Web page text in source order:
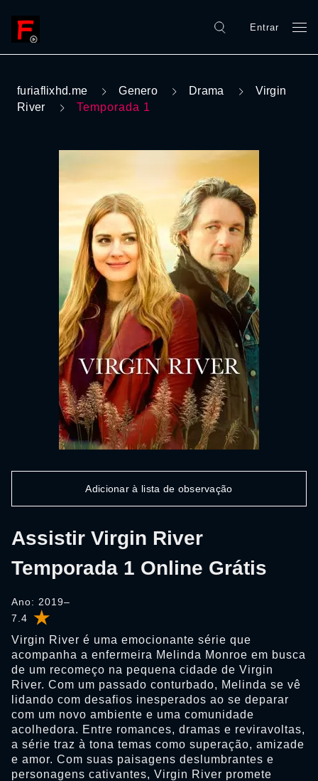
Entrar
furiaflixhd.me Genero Drama
Virgin
River
Temporada 1
7.4
Assistir Virgin River
Temporada 1 Online Grátis
Ano: 2019–
Virgin River é uma emocionante série que
acompanha a enfermeira Melinda Monroe em busca
de um recomeço na pequena cidade de Virgin
River. Com um passado conturbado, Melinda se vê
lidando com desafios inesperados ao se deparar
com um novo ambiente e uma comunidade
acolhedora. Entre romances, dramas e reviravoltas,
a série traz à tona temas como superação, amizade
e amor. Com suas paisagens deslumbrantes e
personagens cativantes, Virgin River promete
Adicionar à lista de observação